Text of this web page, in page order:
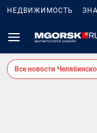
НЕДВИЖИМОСТЬ
Все новости